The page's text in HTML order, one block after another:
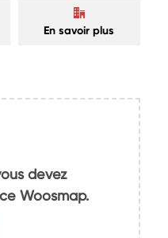
En savoir plus
devez
Woosmap.